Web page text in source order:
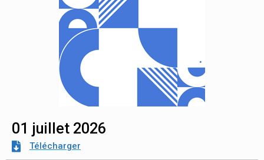
01 juillet 2026
Télécharger